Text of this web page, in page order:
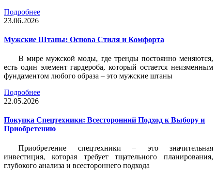
Подробнее
23.06.2026
Мужские Штаны: Основа Стиля и Комфорта
В мире мужской моды, где тренды постоянно меняются,
есть один элемент гардероба, который остается неизменным
фундаментом любого образа – это мужские штаны
Подробнее
22.05.2026
Покупка Спецтехники: Всесторонний Подход к Выбору и
Приобретению
Приобретение спецтехники – это значительная
инвестиция, которая требует тщательного планирования,
глубокого анализа и всестороннего подхода